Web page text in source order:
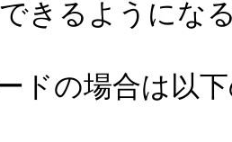
きるようにな
ドの場合は以